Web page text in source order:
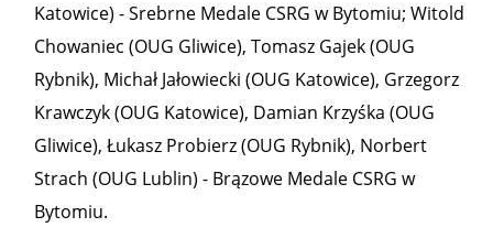
Katowice) - Srebrne Medale CSRG w Bytomiu; Witold
Chowaniec (OUG Gliwice), Tomasz Gajek (OUG
Rybnik), Michał Jałowiecki (OUG Katowice), Grzegorz
Krawczyk (OUG Katowice), Damian Krzyśka (OUG
Gliwice), Łukasz Probierz (OUG Rybnik), Norbert
Strach (OUG Lublin) - Brązowe Medale CSRG w
Bytomiu.